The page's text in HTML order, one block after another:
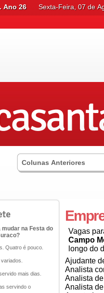
Número 8462. Ano 26 Sexta-Feira, 07 de
Colunas Anteriores
mudar na Festa do
Quatro é pouco.
mais dias.
servindo o
Vagas
Campo
longo do
Ajudante
Analista
Analista
Analista